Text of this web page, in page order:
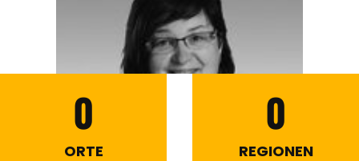
0
ORTE
0
REGIONEN